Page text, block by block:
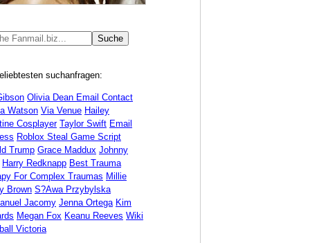
suchanfragen:
Olivia Dean Email Contact
Watson Via Venue Hailey
Cosplayer Taylor Swift Email
Roblox Steal Game Script
Trump Grace Maddux Johnny
Harry Redknapp Best Trauma
For Complex Traumas Millie
Brown S?awa Przybylska
Jacomy Jenna Ortega Kim
Megan Fox Keanu Reeves Wiki
Victoria